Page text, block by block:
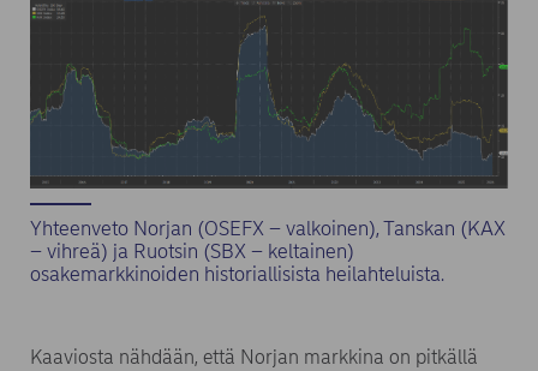
Yhteenveto Norjan (OSEFX – valkoinen), Tanskan (KAX
– vihreä) ja Ruotsin (SBX – keltainen)
osakemarkkinoiden historiallisista heilahteluista.
Kaaviosta nähdään, että Norjan markkina on pitkällä